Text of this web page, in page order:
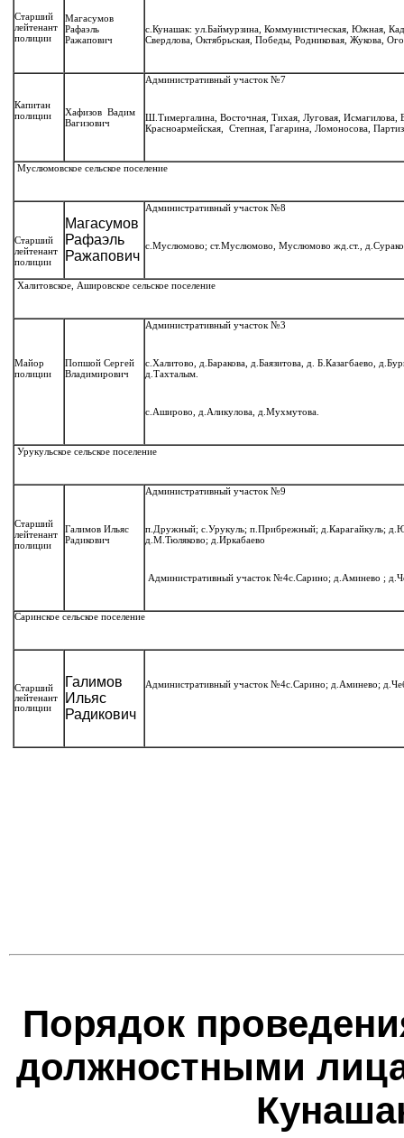
Старший
лейтенант
полиции
Магасумов
Рафаэль
Ражапович
с.Кунашак: ул.Баймурзина, Коммунистическая, Южная,
Свердлова, Октябрьская, Победы, Родниковая, Жукова,
Капитан
полиции
Хафизов Вадим
Вагизович
Административный участок №7
Ш.Тимергалина, Восточная, Тихая, Луговая, Исмагилова,
Красноармейская, Степная, Гагарина, Ломоносова,
Муслюмовское сельское поселение
Старший
лейтенант
полиции
Магасумов
Рафаэль
Ражапович
Административный участок №8
с.Муслюмово; ст.Муслюмово, Муслюмово жд.ст.,
Халитовское, Ашировское сельское поселение
Майор
полиции
Попшой Сергей
Владимирович
Административный участок №3
с.Халитово, д.Баракова, д.Баязитова, д. Б.Казагбаево,
д.Тахталым.
с.Аширово, д.Аликулова, д.Мухмутова.
Урукульское сельское поселение
Старший
лейтенант
полиции
Галимов Ильяс
Радикович
Административный участок №9
п.Дружный; с.Урукуль; п.Прибрежный; д.Карагайкуль;
д.М.Тюляково; д.Иркабаево
Административный участок №4с.Сарино; д.Аминево ;
Саринское сельское поселение
Старший
лейтенант
полиции
Галимов
Ильяс
Радикович
Административный участок №4с.Сарино; д.Аминево;
Порядок
должностными